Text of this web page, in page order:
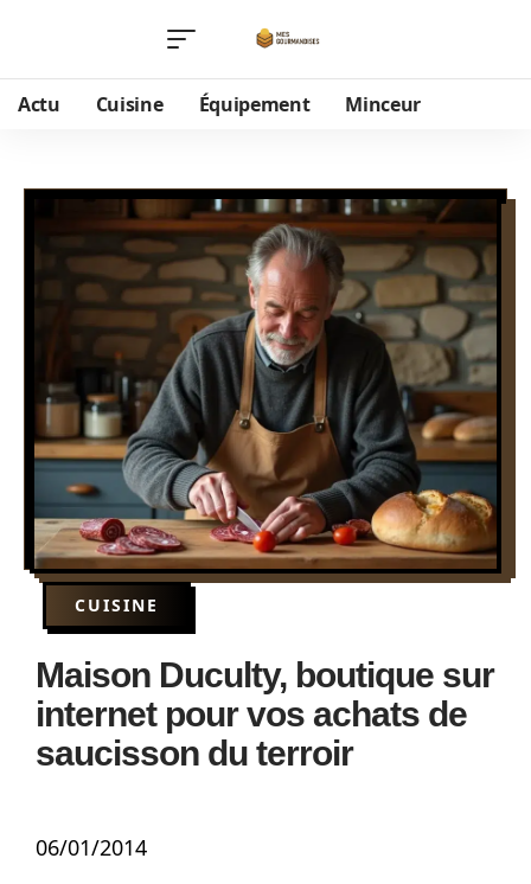
Actu Cuisine Équipement Minceur
CUISINE
Maison Duculty, boutique sur
internet pour vos achats de
saucisson du terroir
06/01/2014